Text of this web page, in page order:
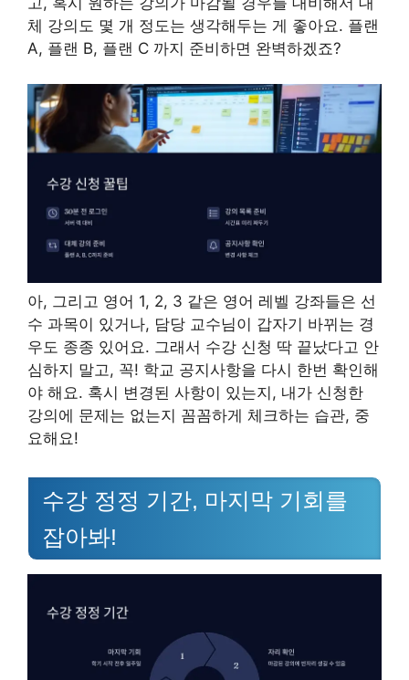
체 강의도 몇 개 정도는 생각해두는 게 좋아요. 플랜
A, 플랜 B, 플랜 C 까지 준비하면 완벽하겠죠?
아, 그리고 영어 1, 2, 3 같은 영어 레벨 강좌들은 선
수 과목이 있거나, 담당 교수님이 갑자기 바뀌는 경
우도 종종 있어요. 그래서 수강 신청 딱 끝났다고 안
심하지 말고, 꼭! 학교 공지사항을 다시 한번 확인해
야 해요. 혹시 변경된 사항이 있는지, 내가 신청한
강의에 문제는 없는지 꼼꼼하게 체크하는 습관, 중
요해요!
수강 정정 기간, 마지막 기회를
잡아봐!